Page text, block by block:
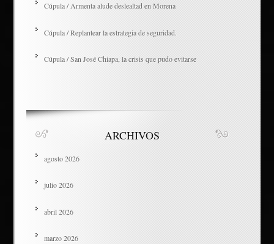
Cúpula / Armenta alude deslealtad en Morena
Cúpula / Replantear la estrategia de seguridad.
Cúpula / San José Chiapa, la crisis que pudo evitarse
ARCHIVOS
agosto 2026
julio 2026
abril 2026
marzo 2026